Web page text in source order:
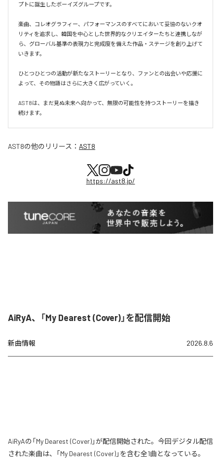
プトに誕生したボーイズグループです。
楽曲、コレオグラフィー、パフォーマンスのすべてにおいて妥協のないクオ
リティを追求し、韓国を中心とした世界的なクリエイターたちと連携しなが
ら、グローバル基準の表現力と完成度を備えた作品・ステージを創り上げて
いきます。
ひとつひとつの活動が新たなストーリーとなり、ファンとの出会いや応援に
よって、その物語はさらに大きく広がっていく。
AST8は、まだ見ぬ未来へ向かって、無限の可能性を持つストーリーを描き
続けます。
AST8の他のリリース： AST8
https://ast8.jp/
AiRyA、「My Dearest (Cover)」を配信開始
新曲情報 2026.8.6
AiRyAの「My Dearest (Cover)」が配信開始された。今回デジタル配信
された楽曲は、「My Dearest (Cover)」を含む全1曲となっている。